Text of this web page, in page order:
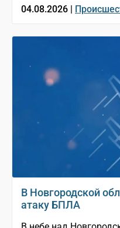
04.08.2026 |
В Новгородской
атаку БПЛА